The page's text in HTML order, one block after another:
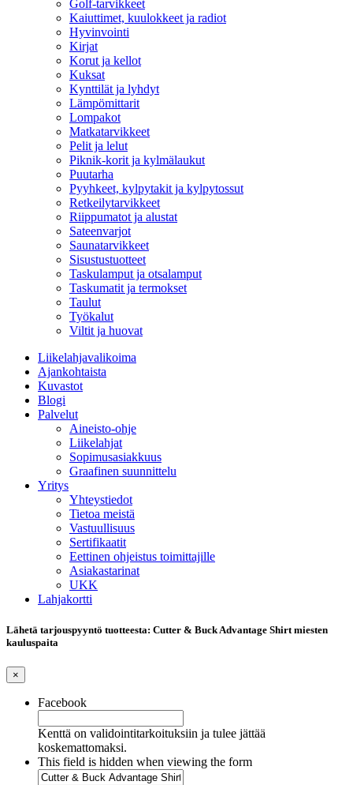
Golf-tarvikkeet
Kaiuttimet, kuulokkeet ja radiot
Hyvinvointi
Kirjat
Korut ja kellot
Kuksat
Kynttilät ja lyhdyt
Lämpömittarit
Lompakot
Matkatarvikkeet
Pelit ja lelut
Piknik-korit ja kylmälaukut
Puutarha
Pyyhkeet, kylpytakit ja kylpytossut
Retkeilytarvikkeet
Riippumatot ja alustat
Sateenvarjot
Saunatarvikkeet
Sisustustuotteet
Taskulamput ja otsalamput
Taskumatit ja termokset
Taulut
Työkalut
Viltit ja huovat
Liikelahjavalikoima
Ajankohtaista
Kuvastot
Blogi
Palvelut
Aineisto-ohje
Liikelahjat
Sopimusasiakkuus
Graafinen suunnittelu
Yritys
Yhteystiedot
Tietoa meistä
Vastuullisuus
Sertifikaatit
Eettinen ohjeistus toimittajille
Asiakastarinat
UKK
Lahjakortti
Lähetä tarjouspyyntö tuotteesta: Cutter & Buck Advantage Shirt miesten
kauluspaita
×
Facebook
Kenttä on validointitarkoituksiin ja tulee jättää
koskemattomaksi.
This field is hidden when viewing the form